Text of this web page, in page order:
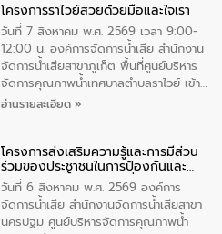
ทองคำและประกาศเกียรติคุณให้แก่ กำนัน
ผู้ใหญ่บ้านยอดเยี่ยม พร้อมกล่าวชื่นชม ให้
โอวาท และมอบนโยบาย
โครงการราไวย์สวยด้วยมือและใจเรา
วันที่ 7 สิงหาคม พ.ศ. 2569 เวลา 9:00-
12:00 น. องค์การจัดการน้ำเสีย สำนักงาน
จัดการน้ำเสียสาขาภูเก็ต พื้นที่ศูนย์บริหาร
จัดการคุณภาพน้ำเทศบาลตำบลราไวย์ เข้า
ร่วมโครงการราไวย์สวยด้วยมือและใจเรา
ประชาชน ตัวแทนจากโรงแรมต่างๆ ในเขต
เทศบาลตำบลราไวย์ ศูนย์บริหารจัดการ
คุณภาพน้ำเทศบาลตำบลราไวย์ นำโดยนาย
น้อย แก้วเศษ ผู้จัดการสำนักงานจัดการน้ำ
เสียสาขาภูเก็ต พร้อมด้วยเจ้าหน้าที่ จำนวน
อ่านรายละเอียด »
โครงการส่งเสริมความรู้และการมีส่วน
ร่วมของประชาชนในการป้องกันและ
แก้ไขปัญหาน้ำเสียอย่างยั่งยืน
วันที่ 6 สิงหาคม พ.ศ. 2569 องค์การ
จัดการน้ำเสีย สำนักงานจัดการน้ำเสียสาขา
นครปฐม ศูนย์บริหารจัดการคุณภาพน้ำ